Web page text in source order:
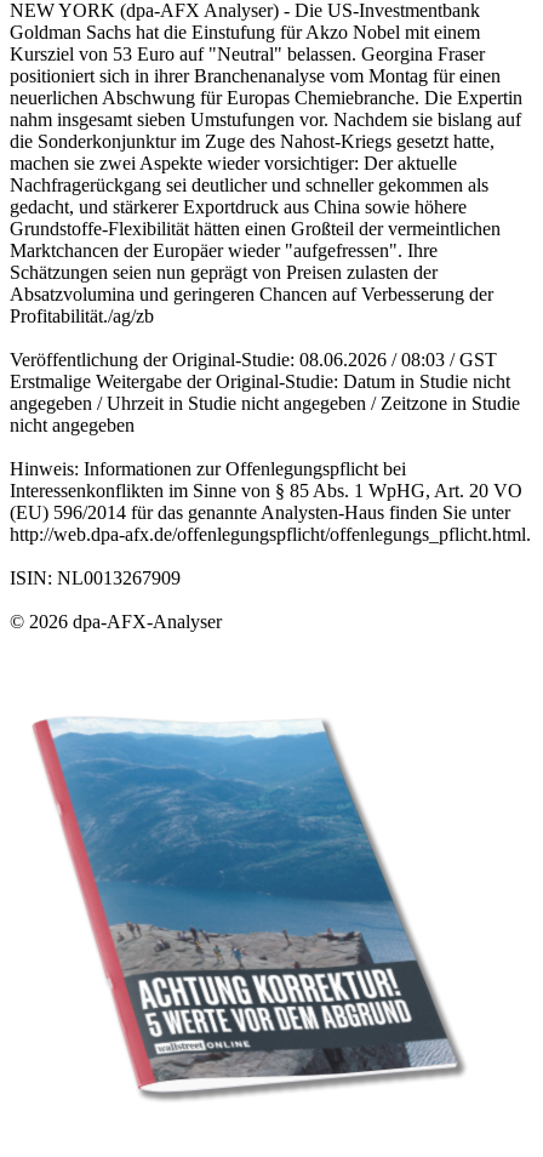
NEW YORK (dpa-AFX Analyser) - Die US-Investmentbank
Goldman Sachs hat die Einstufung für Akzo Nobel mit einem
Kursziel von 53 Euro auf "Neutral" belassen. Georgina Fraser
positioniert sich in ihrer Branchenanalyse vom Montag für einen
neuerlichen Abschwung für Europas Chemiebranche. Die Expertin
nahm insgesamt sieben Umstufungen vor. Nachdem sie bislang auf
die Sonderkonjunktur im Zuge des Nahost-Kriegs gesetzt hatte,
machen sie zwei Aspekte wieder vorsichtiger: Der aktuelle
Nachfragerückgang sei deutlicher und schneller gekommen als
gedacht, und stärkerer Exportdruck aus China sowie höhere
Grundstoffe-Flexibilität hätten einen Großteil der vermeintlichen
Marktchancen der Europäer wieder "aufgefressen". Ihre
Schätzungen seien nun geprägt von Preisen zulasten der
Absatzvolumina und geringeren Chancen auf Verbesserung der
Profitabilität./ag/zb
Veröffentlichung der Original-Studie: 08.06.2026 / 08:03 / GST
Erstmalige Weitergabe der Original-Studie: Datum in Studie nicht
angegeben / Uhrzeit in Studie nicht angegeben / Zeitzone in Studie
nicht angegeben
Hinweis: Informationen zur Offenlegungspflicht bei
Interessenkonflikten im Sinne von § 85 Abs. 1 WpHG, Art. 20 VO
(EU) 596/2014 für das genannte Analysten-Haus finden Sie unter
http://web.dpa-afx.de/offenlegungspflicht/offenlegungs_pflicht.html.
ISIN: NL0013267909
© 2026 dpa-AFX-Analyser